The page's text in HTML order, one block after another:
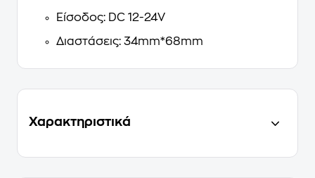
Είσοδος: DC 12-24V
Διαστάσεις: 34mm*68mm
Χαρακτηριστικά